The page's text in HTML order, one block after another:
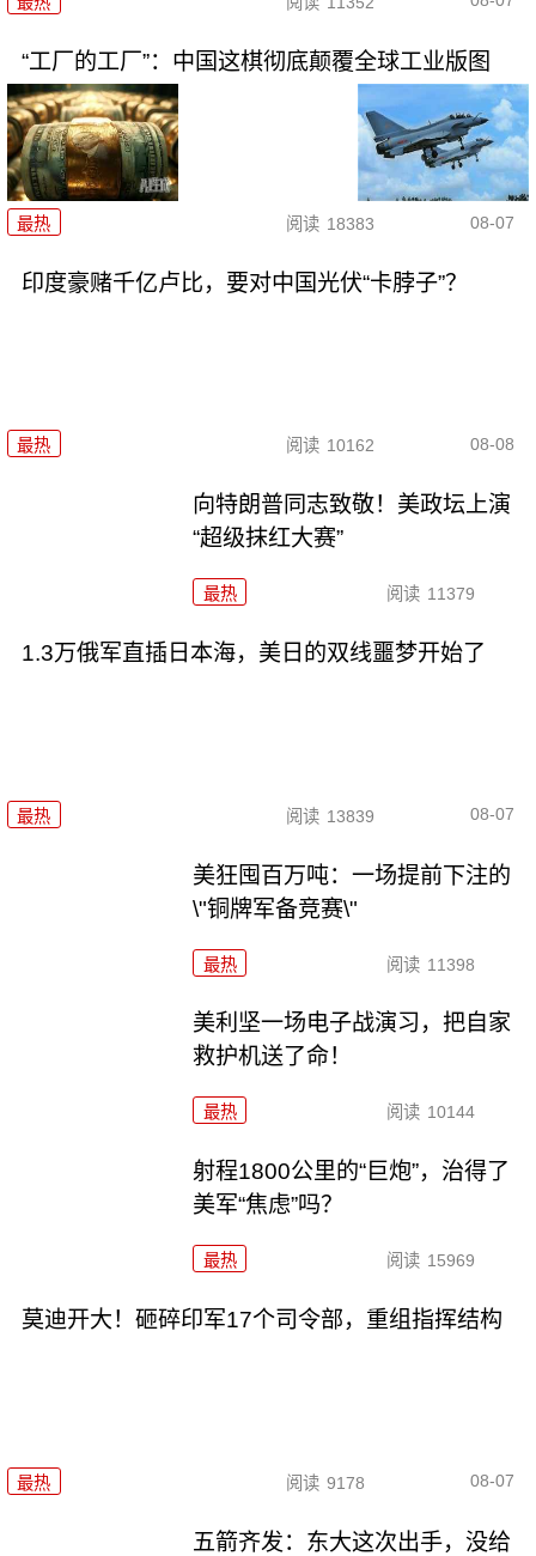
“工厂的工厂”：中国这棋彻底颠覆全球工业版图
最热 阅读 18383 08-07
印度豪赌千亿卢比，要对中国光伏“卡脖子”？
最热 阅读 10162 08-08
向特朗普同志致敬！美政坛上演
“超级抹红大赛”
最热 阅读 11379
1.3万俄军直插日本海，美日的双线噩梦开始了
最热 阅读 13839 08-07
美狂囤百万吨：一场提前下注的
\"铜牌军备竞赛\"
最热 阅读 11398
美利坚一场电子战演习，把自家
救护机送了命！
最热 阅读 10144
射程1800公里的“巨炮”，治得了
美军“焦虑”吗？
最热 阅读 15969
莫迪开大！砸碎印军17个司令部，重组指挥结构
最热 阅读 9178 08-07
五箭齐发：东大这次出手，没给